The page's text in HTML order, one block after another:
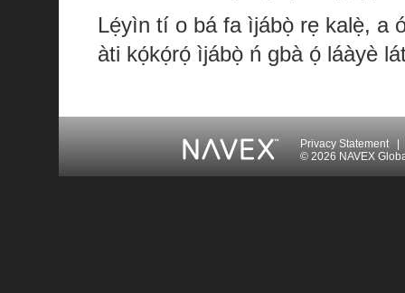
Lẹ́yìn tí o bá fa ìjábọ̀ rẹ kalẹ̀, a
àti kọ́kọ́rọ́ ìjábọ̀ ń gbà ọ́ láàyè
Privacy Statement|
© 2026 NAVEX